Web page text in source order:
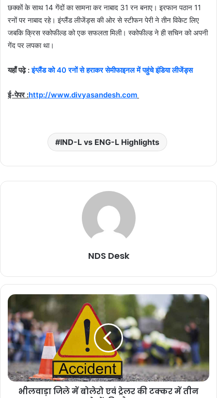
छक्कों के साथ 14 गेंदों का सामना कर नाबाद 31 रन बनाए। इरफान पठान 11
रनों पर नाबाद रहे। इंग्लैंड लीजेंड्स की ओर से स्टीफन पेरी ने तीन विकेट लिए
जबकि क्रिस स्कोफील्ड को एक सफलता मिली। स्कोफील्ड ने ही सचिन को अपनी
गेंद पर लपका था।
यहाँ पढ़े :इंग्लैंड को 40 रनों से हराकर सेमीफाइनल में पहुंचे इंडिया लीजेंड्स
ई-पेपर :http://www.divyasandesh.com
IND-L vs ENG-L Highlights
NDS Desk
भीलवाड़ा जिले में बोलेरो एवं ट्रेलर की टक्कर में तीन